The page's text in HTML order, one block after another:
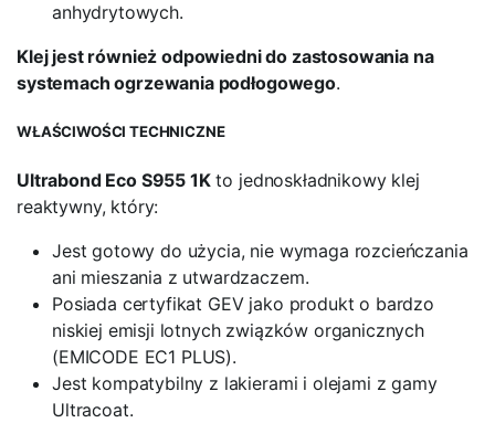
anhydrytowych.
Klej jest również odpowiedni do zastosowania na
systemach ogrzewania podłogowego.
WŁAŚCIWOŚCI TECHNICZNE
Ultrabond Eco S955 1Kto jednoskładnikowy klej
reaktywny, który:
Jest gotowy do użycia, nie wymaga rozcieńczania
ani mieszania z utwardzaczem.
Posiada certyfikat GEV jako produkt o bardzo
niskiej emisji lotnych związków organicznych
(EMICODE EC1 PLUS).
Jest kompatybilny z lakierami i olejami z gamy
Ultracoat.